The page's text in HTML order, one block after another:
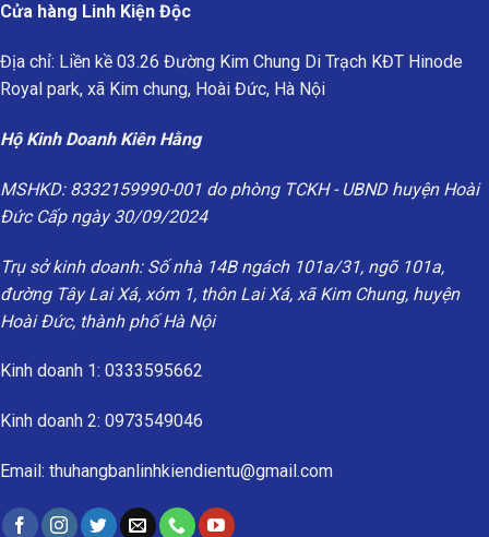
Cửa hàng Linh Kiện Độc
Địa chỉ: Liền kề 03.26 Đường Kim Chung Di Trạch KĐT Hinode
Royal park, xã Kim chung, Hoài Đức, Hà Nội
Hộ Kinh Doanh Kiên Hằng
MSHKD: 8332159990-001 do phòng TCKH - UBND huyện Hoài
Đức Cấp ngày 30/09/2024
Trụ sở kinh doanh: Số nhà 14B ngách 101a/31, ngõ 101a,
đường Tây Lai Xá, xóm 1, thôn Lai Xá, xã Kim Chung, huyện
Hoài Đức, thành phố Hà Nội
Kinh doanh 1: 0333595662
Kinh doanh 2: 0973549046
Email: thuhangbanlinhkiendientu@gmail.com